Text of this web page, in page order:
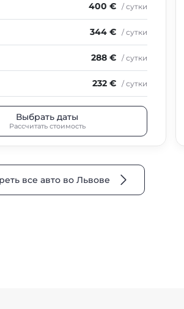
400 € / сутки
344 € / сутки
288 € / сутки
232 € / сутки
Выбрать даты
Рассчитать стоимость
все авто во Львове